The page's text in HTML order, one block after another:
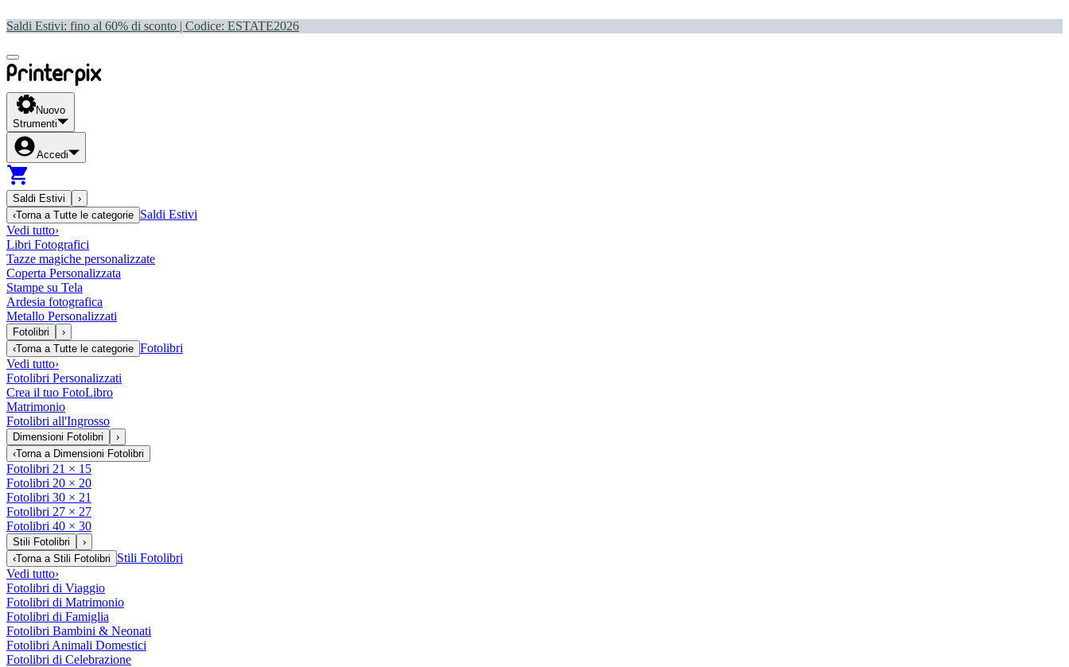
Saldi Estivi: fino al 60% di sconto | Codice: ESTATE2026
Nuovo
Strumenti
Accedi
Saldi Estivi
›
‹Torna a Tutte le categorie Saldi Estivi
Vedi tutto›
Libri Fotografici
Tazze magiche personalizzate
Coperta Personalizzata
Stampe su Tela
Ardesia fotografica
Metallo Personalizzati
Fotolibri
›
‹Torna a Tutte le categorie Fotolibri
Vedi tutto›
Fotolibri Personalizzati
Crea il tuo FotoLibro
Matrimonio
Fotolibri all'Ingrosso
Dimensioni Fotolibri
›
‹Torna a Dimensioni Fotolibri
Fotolibri 21 × 15
Fotolibri 20 × 20
Fotolibri 30 × 21
Fotolibri 27 × 27
Fotolibri 40 × 30
Stili Fotolibri
›
‹Torna a Stili Fotolibri
Stili Fotolibri
Vedi tutto›
Fotolibri di Viaggio
Fotolibri di Matrimonio
Fotolibri di Famiglia
Fotolibri Bambini & Neonati
Fotolibri Animali Domestici
Fotolibri di Celebrazione